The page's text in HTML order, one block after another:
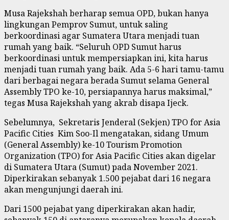
Musa Rajekshah berharap semua OPD, bukan hanya
lingkungan Pemprov Sumut, untuk saling
berkoordinasi agar Sumatera Utara menjadi tuan
rumah yang baik. “Seluruh OPD Sumut harus
berkoordinasi untuk mempersiapkan ini, kita harus
menjadi tuan rumah yang baik. Ada 5-6 hari tamu-tamu
dari berbagai negara berada Sumut selama General
Assembly TPO ke-10, persiapannya harus maksimal,”
tegas Musa Rajekshah yang akrab disapa Ijeck.
Sebelumnya, Sekretaris Jenderal (Sekjen) TPO for Asia
Pacific Cities Kim Soo-Il mengatakan, sidang Umum
(General Assembly) ke-10 Tourism Promotion
Organization (TPO) for Asia Pacific Cities akan digelar
di Sumatera Utara (Sumut) pada November 2021.
Diperkirakan sebanyak 1.500 pejabat dari 16 negara
akan mengunjungi daerah ini.
Dari 1500 pejabat yang diperkirakan akan hadir,